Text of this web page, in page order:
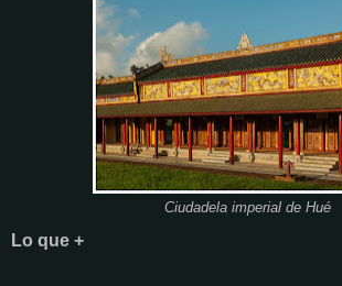
Ciudadela imperial de Hué
Lo que +